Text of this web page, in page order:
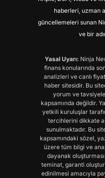
haberleri, uzman
güncellemeleri sunan
ve bir
Yasal Uyarı: Ninja
finans konularında
analizleri ve canlı
haber sitesidir. Bu
yorum ve tavsiyeler
kapsamında değildir.
yetkili kuruluşlar
tercihlerini dikkate
sunulmaktadır. Bu
kapsamındaki sözel,
üzere tüm bilgi ve
dayanak
teminat, garanti
edinilmesi amacıyla